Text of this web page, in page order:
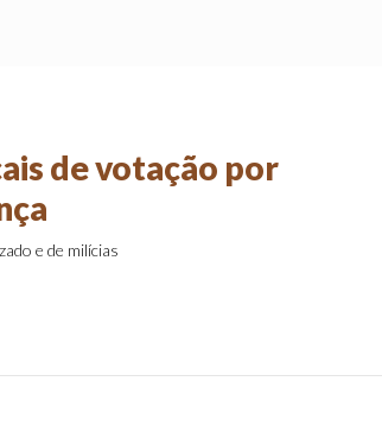
de votação por
e de milícias